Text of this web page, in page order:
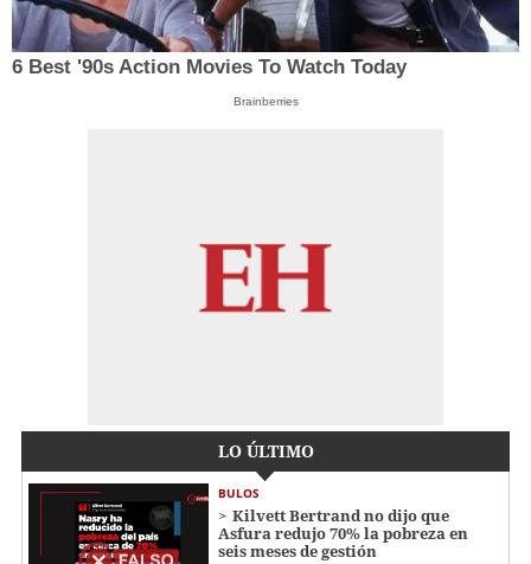
6 Best '90s Action Movies To Watch Today
Brainberries
LO ÚLTIMO
BULOS
Kilvett Bertrand no dijo que
Asfura redujo 70% la pobreza en
seis meses de gestión